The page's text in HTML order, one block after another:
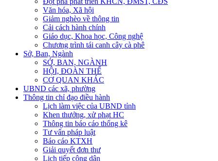
Văn hóa, Xã hội
Giảm nghèo về thông tin
Cải cách hành chính
Giáo dục, Khoa học, Công nghệ
Chương trình tái canh cây cà phê
Sở, Ban, Ngành
SỞ, BAN, NGÀNH
HỘI, ĐOÀN THỂ
CƠ QUAN KHÁC
UBND các xã, phường
Thông tin chỉ đạo điều hành
Lịch làm việc của UBND tỉnh
Khen thưởng, xử phạt HC
Thông tin báo cáo thống kê
Tư vấn pháp luật
Báo cáo KTXH
Giải quyết đơn thư
Lịch tiếp công dân